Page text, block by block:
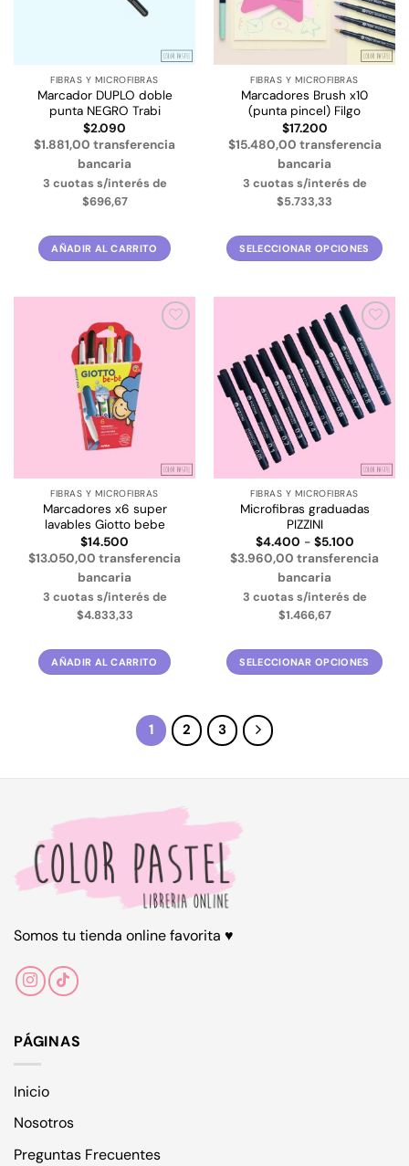
FIBRAS Y MICROFIBRAS
Marcador DUPLO doble
punta NEGRO Trabi
$2.090
$1.881,00 transferencia
bancaria
3 cuotas s/interés de
$696,67
AÑADIR AL CARRITO
FIBRAS Y MICROFIBRAS
Marcadores Brush x10
(punta pincel) Filgo
$17.200
$15.480,00 transferencia
bancaria
3 cuotas s/interés de
$5.733,33
SELECCIONAR OPCIONES
múltiples
variantes.
Las
opciones
se
pueden
elegir
la
página
de
producto
FIBRAS Y MICROFIBRAS
Marcadores x6 super
lavables Giotto bebe
$14.500
$13.050,00 transferencia
bancaria
3 cuotas s/interés de
$4.833,33
AÑADIR AL CARRITO
Añadir
a la
lista de
deseos
FIBRAS Y MICROFIBRAS
Microfibras graduadas
PIZZINI
$4.400 - $5.100Rango
de
precios:
$4.400
hasta
$3.960,00 transferencia
bancaria
3 cuotas s/interés de
$1.466,67
SELECCIONAR OPCIONES
1 2 3
Somos tu tienda online favorita ♥
PÁGINAS
Inicio
Nosotros
Preguntas Frecuentes